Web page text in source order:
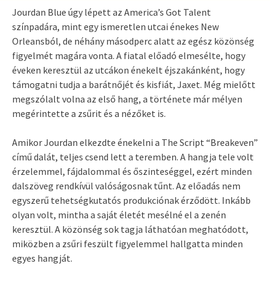
Jourdan Blue úgy lépett az America’s Got Talent
színpadára, mint egy ismeretlen utcai énekes New
Orleansból, de néhány másodperc alatt az egész közönség
figyelmét magára vonta. A fiatal előadó elmesélte, hogy
éveken keresztül az utcákon énekelt éjszakánként, hogy
támogatni tudja a barátnőjét és kisfiát, Jaxet. Még mielőtt
megszólalt volna az első hang, a története már mélyen
megérintette a zsűrit és a nézőket is.
Amikor Jourdan elkezdte énekelni a The Script “Breakeven”
című dalát, teljes csend lett a teremben. A hangja tele volt
érzelemmel, fájdalommal és őszinteséggel, ezért minden
dalszöveg rendkívül valóságosnak tűnt. Az előadás nem
egyszerű tehetségkutatós produkciónak érződött. Inkább
olyan volt, mintha a saját életét mesélné el a zenén
keresztül. A közönség sok tagja láthatóan meghatódott,
miközben a zsűri feszült figyelemmel hallgatta minden
egyes hangját.